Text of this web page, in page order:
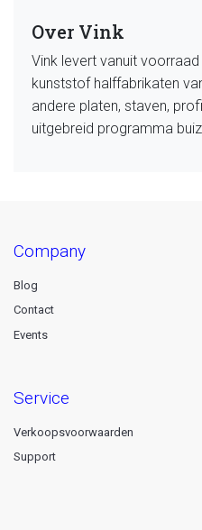
Over Vink
Vink levert vanuit
kunststof halffabrikaten
andere platen, staven,
uitgebreid programma
company
Blog
Contact
Events
service
Verkoopsvoorwaarden
Support